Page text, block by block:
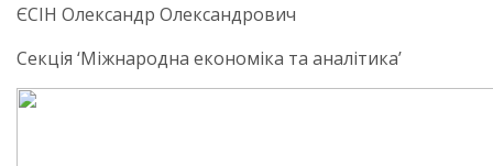
ЄСІН Олександр Олександрович
Секція ‘Міжнародна економіка та аналітика’